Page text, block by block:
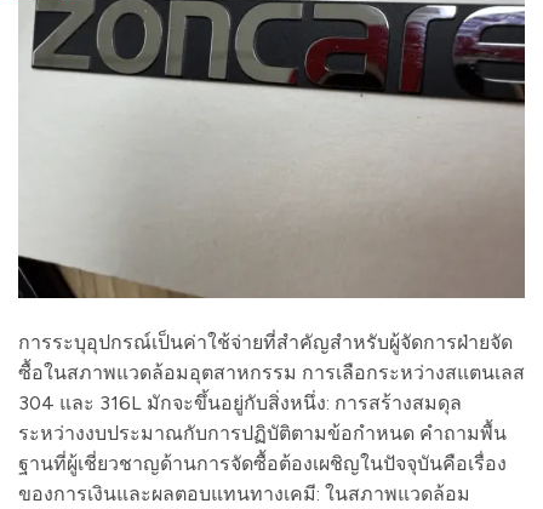
การระบุอุปกรณ์เป็นค่าใช้จ่ายที่สำคัญสำหรับผู้จัดการฝ่ายจัด
ซื้อในสภาพแวดล้อมอุตสาหกรรม การเลือกระหว่างสแตนเลส
304 และ 316L มักจะขึ้นอยู่กับสิ่งหนึ่ง: การสร้างสมดุล
ระหว่างงบประมาณกับการปฏิบัติตามข้อกำหนด คำถามพื้น
ฐานที่ผู้เชี่ยวชาญด้านการจัดซื้อต้องเผชิญในปัจจุบันคือเรื่อง
ของการเงินและผลตอบแทนทางเคมี: ในสภาพแวดล้อม